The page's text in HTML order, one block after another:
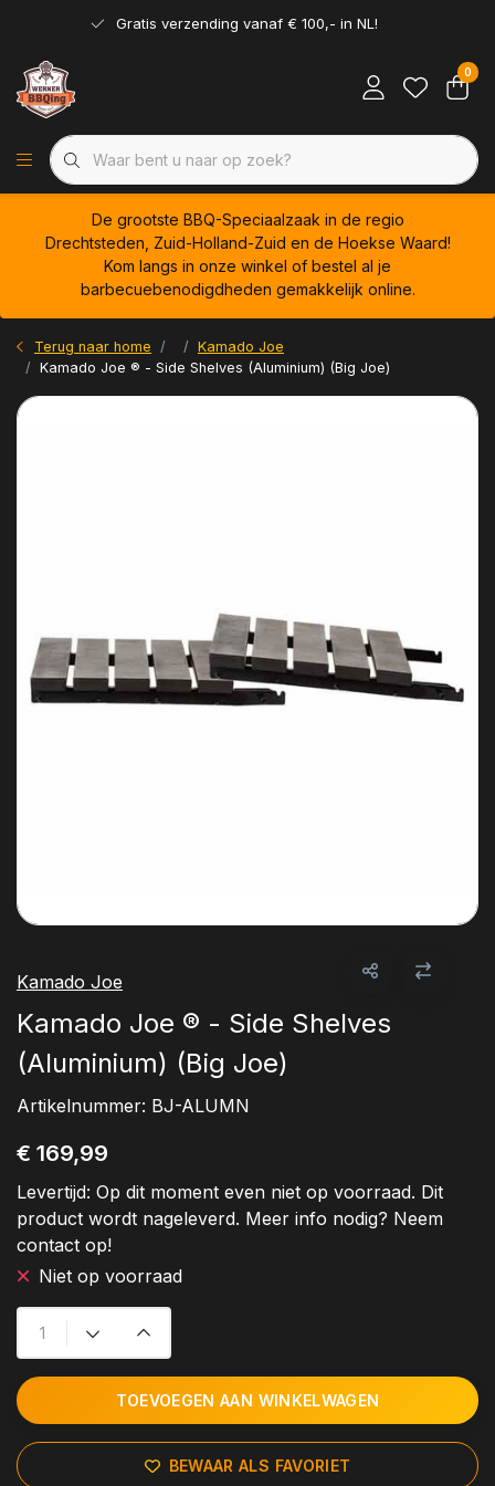
Gratis verzending vanaf € 100,- in NL!
0
De grootste BBQ-Speciaalzaak in de regio
Drechtsteden, Zuid-Holland-Zuid en de Hoekse Waard!
Kom langs in onze winkel of bestel al je
barbecuebenodigdheden gemakkelijk online.
Terug naar home
Kamado Joe
Kamado Joe ® - Side Shelves (Aluminium) (Big Joe)
Kamado Joe
Kamado Joe ® - Side Shelves
(Aluminium) (Big Joe)
Artikelnummer: BJ-ALUMN
€ 169,99
Levertijd: Op dit moment even niet op voorraad. Dit
product wordt nageleverd. Meer info nodig? Neem
contact op!
Niet op voorraad
TOEVOEGEN AAN WINKELWAGEN
BEWAAR ALS FAVORIET